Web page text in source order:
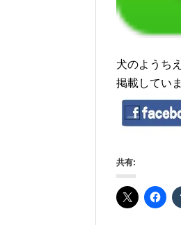
犬のようち
掲載していま
共有: